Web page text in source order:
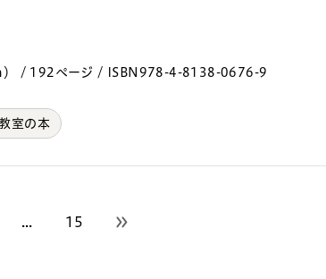
/ 192ページ / ISBN978-4-8138-0676-9
室の本
15 次のページへ